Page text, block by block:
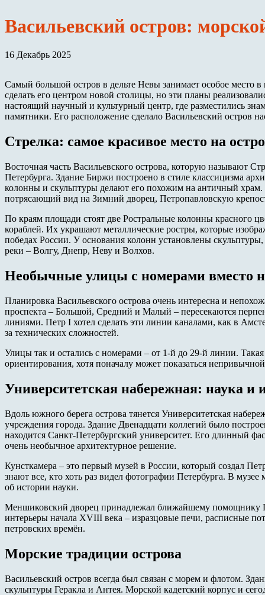
Васильевский остров:
16 Декабрь 2025
Самый большой остров в дельте Невы занимает особое место
сделать его центром новой столицы, но эти планы
настоящий научный и культурный центр, где разместились
памятники. Его расположение сделало Васильевский остров
Стрелка: самое красивое место на
Восточная часть Васильевского острова, которую называют
Петербурга. Здание Биржи построено в стиле классицизма
колонны и скульптуры делают его похожим на античный
потрясающий вид на Зимний дворец, Петропавловскую
По краям площади стоят две Ростральные колонны красного
кораблей. Их украшают металлические ростры, которые
победах России. У основания колонн установлены
реки – Волгу, Днепр, Неву и Волхов.
Необычные улицы с номерами вместо
Планировка Васильевского острова очень интересна и
проспекта – Большой, Средний и Малый – пересекаются
линиями. Петр I хотел сделать эти линии каналами, как в
за технических сложностей.
Улицы так и остались с номерами – от 1-й до 29-й линии.
ориентирования, хотя поначалу может показаться
Университетская набережная: наука и
Вдоль южного берега острова тянется Университетская
учреждения города. Здание Двенадцати коллегий было
находится Санкт-Петербургский университет. Его длинный
очень необычное архитектурное решение.
Кунсткамера – это первый музей в России, который создал
знают все, кто хоть раз видел фотографии Петербурга. В
об истории науки.
Меншиковский дворец принадлежал ближайшему помощнику
интерьеры начала XVIII века – изразцовые печи, расписные
петровских времён.
Морские традиции острова
Васильевский остров всегда был связан с морем и флотом.
скульптуры Геракла и Антея. Морской кадетский корпус и